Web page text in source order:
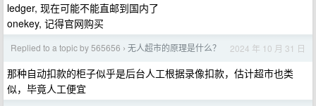
ledger, 现在可能不能直邮到国内了
onekey, 记得官网购买
Replied to a topic by 565656 › 无人超市的原理是什么？ 2024 年 10 月 31 日
那种自动扣款的柜子似乎是后台人工根据录像扣款，估计超市也类
似，毕竟人工便宜